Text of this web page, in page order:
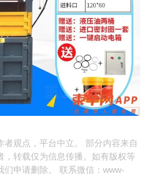
者观点，平台中立。 部分内容来自
，转载仅为信息传播。如有版权等
们申请删除。 联系微信：www-